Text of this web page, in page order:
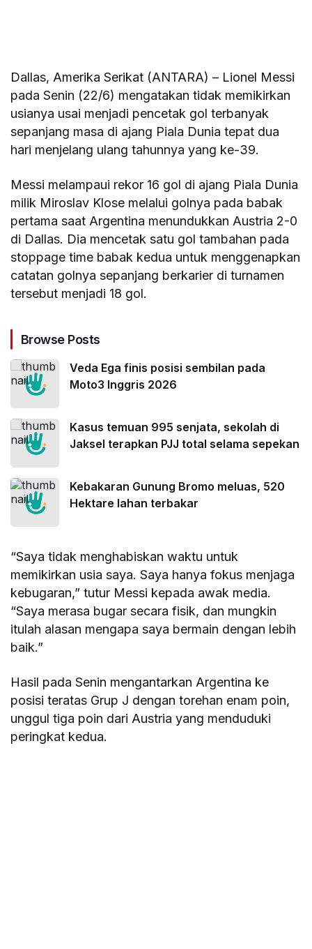
Dallas, Amerika Serikat (ANTARA) – Lionel Messi
pada Senin (22/6) mengatakan tidak memikirkan
usianya usai menjadi pencetak gol terbanyak
sepanjang masa di ajang Piala Dunia tepat dua
hari menjelang ulang tahunnya yang ke-39.
Messi melampaui rekor 16 gol di ajang Piala Dunia
milik Miroslav Klose melalui golnya pada babak
pertama saat Argentina menundukkan Austria 2-0
di Dallas. Dia mencetak satu gol tambahan pada
stoppage time babak kedua untuk menggenapkan
catatan golnya sepanjang berkarier di turnamen
tersebut menjadi 18 gol.
Browse Posts
Veda Ega finis posisi sembilan pada
Moto3 Inggris 2026
Kasus temuan 995 senjata, sekolah di
Jaksel terapkan PJJ total selama sepekan
Kebakaran Gunung Bromo meluas, 520
Hektare lahan terbakar
“Saya tidak menghabiskan waktu untuk
memikirkan usia saya. Saya hanya fokus menjaga
kebugaran,” tutur Messi kepada awak media.
“Saya merasa bugar secara fisik, dan mungkin
itulah alasan mengapa saya bermain dengan lebih
baik.”
Hasil pada Senin mengantarkan Argentina ke
posisi teratas Grup J dengan torehan enam poin,
unggul tiga poin dari Austria yang menduduki
peringkat kedua.